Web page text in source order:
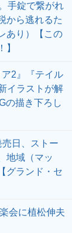
手錠で繋がれ
から逃れるた
あり）【この
】
ア2』『テイル
イラストが解
の描き下ろし
売日、ストー
地域（マッ
グランド・セ
会に植松伸夫